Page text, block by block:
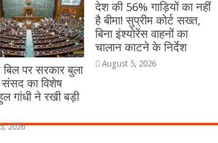
बिल पर सरकार बुला
का विशेष
गांधी ने रखी बड़ी
2026
देश की 56% गाड़ियों का नहीं
है बीमा! सुप्रीम कोर्ट सख्त,
बिना इंश्योरेंस वाहनों का
चालान काटने के निर्देश
August 5, 2026